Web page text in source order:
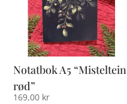
Notatbok A5 “Misteltein
rød”
169,00 kr